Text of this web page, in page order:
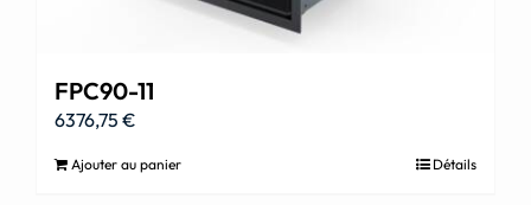
FPC90-11
6376,75 €
Ajouter au panier Détails